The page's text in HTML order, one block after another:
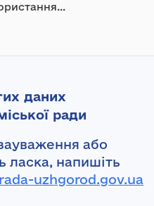
даних
ради
або
ласка, напишіть
uzhgorod.gov.ua